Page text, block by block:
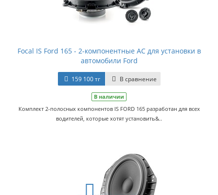
Focal IS Ford 165 - 2-компонентные АС для установки в
автомобили Ford
159 100 тг В сравнение
В наличии
Комплект 2-полосных компонентов IS FORD 165 разработан для всех
водителей, которые хотят установить&..